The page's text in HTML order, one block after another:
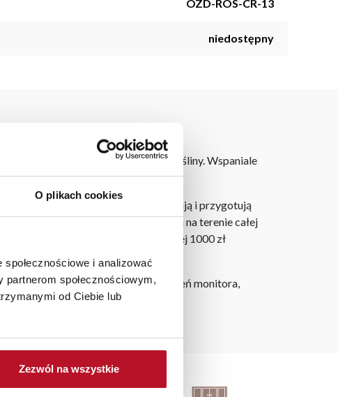
O plikach cookies
i analizować
społecznościowym,
od Ciebie lub
Zezwól na wszystkie
OZD-ROS-CR-13
niedostępny
imitujących wygląd prawdziwej rośliny. Wspaniale
Planer 3D bezpłatnie zaprojektują i przygotują
dostarczymy do 3 dni roboczych na terenie całej
Wszystkie zamówienia powyżej 1000 zł
na ekranie, zależnie od ustawień monitora,